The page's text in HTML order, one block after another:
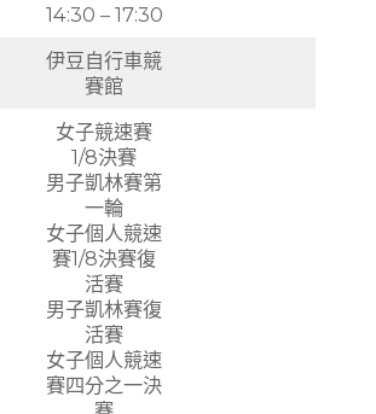
14:30 – 17:30
伊豆自行車競
賽館
女子競速賽
1/8決賽
男子凱林賽第
一輪
女子個人競速
賽1/8決賽復
活賽
男子凱林賽復
活賽
女子個人競速
賽四分之一決